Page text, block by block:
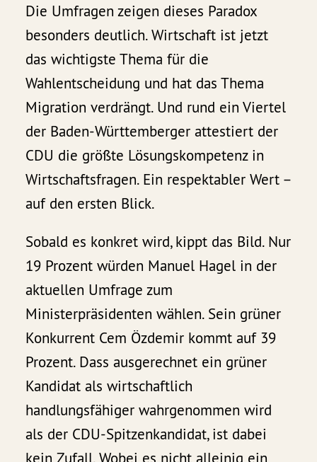
Die Umfragen zeigen dieses Paradox
besonders deutlich. Wirtschaft ist jetzt
das wichtigste Thema für die
Wahlentscheidung und hat das Thema
Migration verdrängt. Und rund ein Viertel
der Baden-Württemberger attestiert der
CDU die größte Lösungskompetenz in
Wirtschaftsfragen. Ein respektabler Wert –
auf den ersten Blick.
Sobald es konkret wird, kippt das Bild. Nur
19 Prozent würden Manuel Hagel in der
aktuellen Umfrage zum
Ministerpräsidenten wählen. Sein grüner
Konkurrent Cem Özdemir kommt auf 39
Prozent. Dass ausgerechnet ein grüner
Kandidat als wirtschaftlich
handlungsfähiger wahrgenommen wird
als der CDU-Spitzenkandidat, ist dabei
kein Zufall. Wobei es nicht alleinig ein